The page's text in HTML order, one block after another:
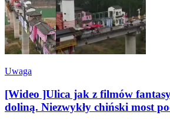
Uwaga
[Wideo ]Ulica jak z filmów
doliną. Niezwykły chiński most